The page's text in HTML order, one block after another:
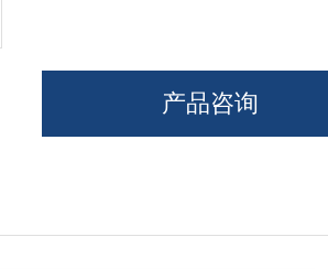
产品咨询